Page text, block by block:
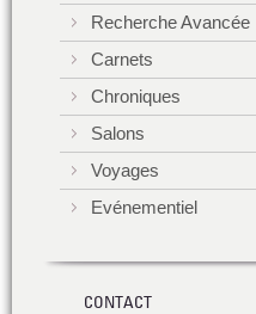
Recherche Avancée
Carnets
Chroniques
Salons
Voyages
Evénementiel
CONTACT